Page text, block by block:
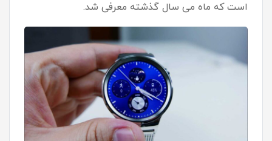
است که ماه می سال گذشته معرفی شد.